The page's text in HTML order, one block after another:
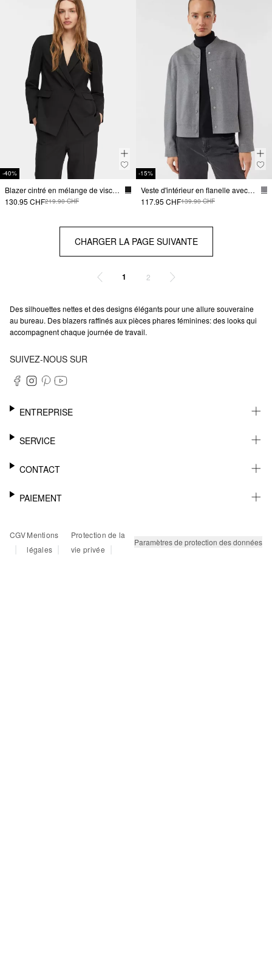
-40%
Blazer cintré en mélange de viscose
130.95 CHF219.90 CHF
-15%
Veste d'intérieur en flanelle avec poignets
117.95 CHF139.90 CHF
CHARGER LA PAGE SUIVANTE
1 2
Des silhouettes nettes et des designs élégants pour une allure souveraine
au bureau. Des blazers raffinés aux pièces phares féminines: des looks qui
accompagnent chaque journée de travail.
SUIVEZ-NOUS SUR
ENTREPRISE
CARRIÈRE
SERVICE
NEWSLETTER
MÉMO
RETOURS
FAQ
CONTACT
AIDE
PAIEMENT
PAYPAL
CARTE BANCAIRE
CGV
|
Mentions
légales |
Protection de la
vie privée
| Paramètres de protection des données